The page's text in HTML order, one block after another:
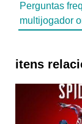
Perguntas
multijogador
itens